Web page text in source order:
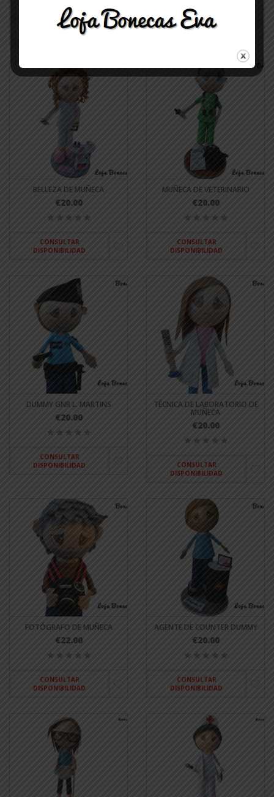
CONSULTAR
DISPONIBILIDAD
CONSULTAR
DISPONIBILIDAD
BELLEZA DE MUÑECA
€20.00
CONSULTAR
DISPONIBILIDAD
MUÑECA DE VETERINARIO
€20.00
CONSULTAR
DISPONIBILIDAD
DUMMY GNR L. MARTINS
€20.00
CONSULTAR
DISPONIBILIDAD
TÉCNICA DE LABORATORIO DE
MUÑECA
€20.00
CONSULTAR
DISPONIBILIDAD
FOTÓGRAFO DE MUÑECA
€22.00
CONSULTAR
DISPONIBILIDAD
AGENTE DE COUNTER DUMMY
€20.00
CONSULTAR
DISPONIBILIDAD